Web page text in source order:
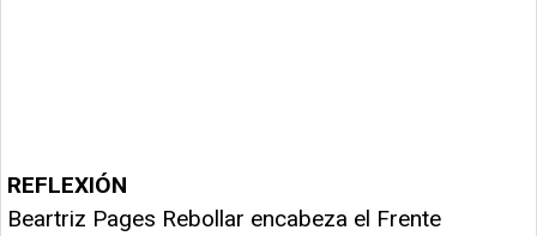
REFLEXIÓN
Beartriz Pages Rebollar encabeza el Frente